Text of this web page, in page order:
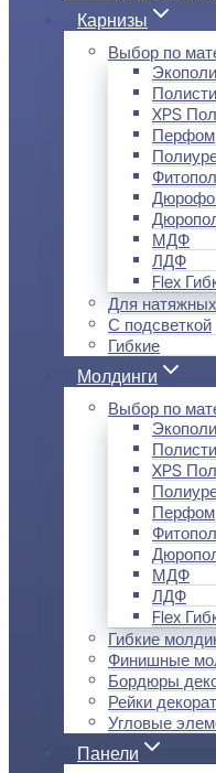
Карнизы
Выбор по
XPS
Перфом
МДФ
ЛДФ
Flex
Для
С подсветкой
Гибкие
Молдинги
Выбор по
XPS
Перфом
МДФ
ЛДФ
Flex
Гибкие
Финишные
Бордюры
Рейки
Угловые
Панели